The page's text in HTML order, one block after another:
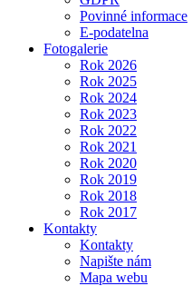
Povinné informace
E-podatelna
Fotogalerie
Rok 2026
Rok 2025
Rok 2024
Rok 2023
Rok 2022
Rok 2021
Rok 2020
Rok 2019
Rok 2018
Rok 2017
Kontakty
Kontakty
Napište nám
Mapa webu